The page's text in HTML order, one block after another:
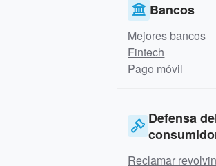
Bancos
Mejores bancos
Fintech
Pago móvil
Defensa
Reclamar